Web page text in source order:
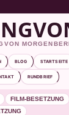
BLOG STARTSEITE
RUNDBRIEF
FILM-BESETZUNG